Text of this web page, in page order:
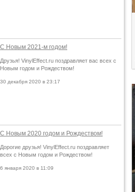
С Новым 2021-м годом!
Друзья! VinylEffect.ru поздравляет вас всех с
Новым годом и Рождеством!
30 декабря 2020 в 23:17
С Новым 2020 годом и Рождеством!
Дорогие друзья! VinylEffect.ru поздравляет
всех с Новым годом и Рождеством!
6 января 2020 в 11:09